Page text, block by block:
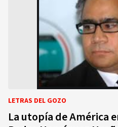
LETRAS DEL GOZO
La utopía de América